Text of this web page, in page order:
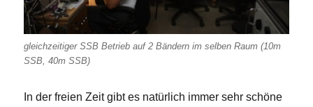
gleichzeitiger SSB Betrieb auf 2 Bändern im selben Raum (10m
SSB, 40m SSB)
In der freien Zeit gibt es natürlich immer sehr schöne